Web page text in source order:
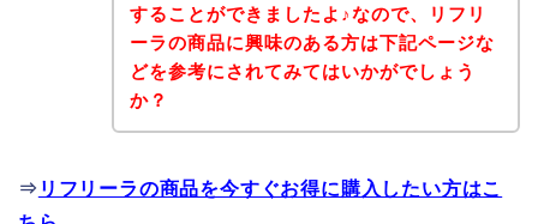
することができましたよ♪なので、リフリ
ーラの商品に興味のある方は下記ページな
どを参考にされてみてはいかがでしょう
か？
⇒ リフリーラの商品を今すぐお得に購入したい方はこ